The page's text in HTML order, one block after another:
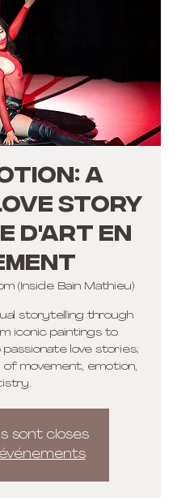
A
Story
d'Art en
(Inside Bain Mathieu)
storytelling through
iconic paintings to
love stories;
movement, emotion,
sont closes